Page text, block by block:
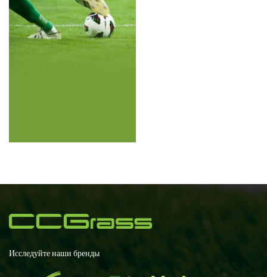
Исследуйте наши бренды